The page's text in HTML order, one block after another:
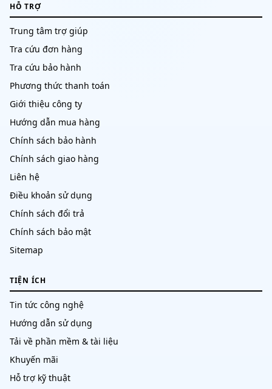
HỖ TRỢ
Trung tâm trợ giúp
Tra cứu đơn hàng
Tra cứu bảo hành
Phương thức thanh toán
Giới thiệu công ty
Hướng dẫn mua hàng
Chính sách bảo hành
Chính sách giao hàng
Liên hệ
Điều khoản sử dụng
Chính sách đổi trả
Chính sách bảo mật
Sitemap
TIỆN ÍCH
Tin tức công nghệ
Hướng dẫn sử dụng
Tải về phần mềm & tài liệu
Khuyến mãi
Hỗ trợ kỹ thuật